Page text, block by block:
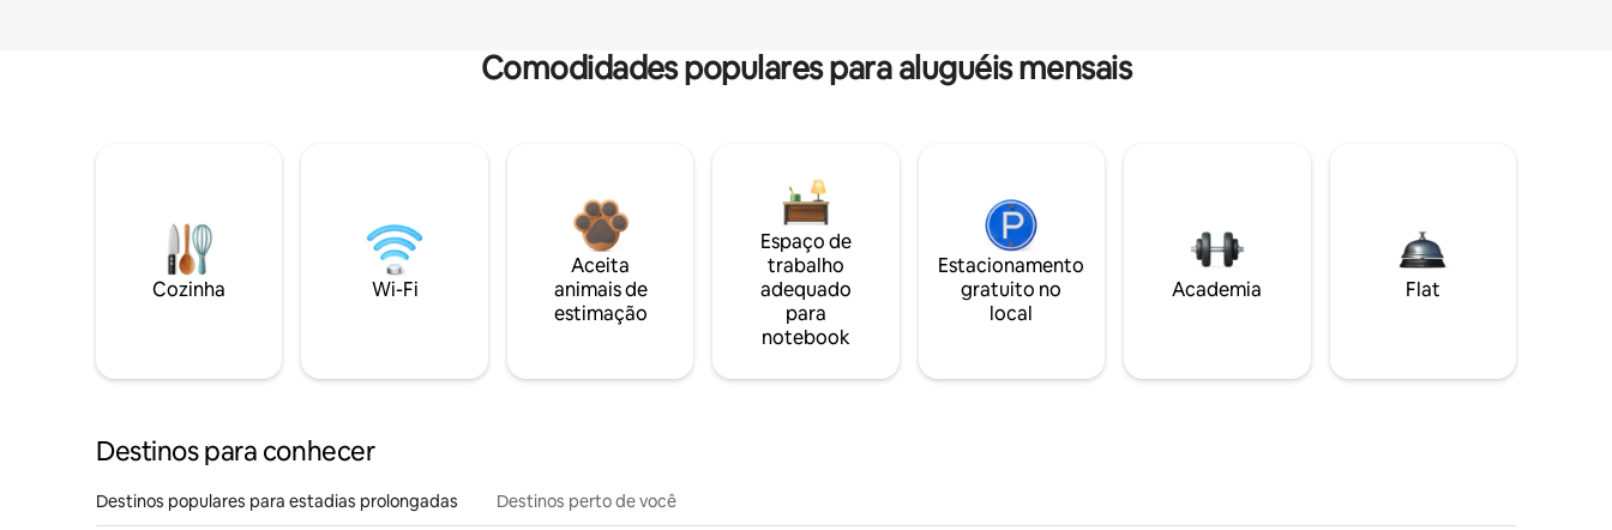
Comodidades populares para aluguéis mensais
Cozinha Wi-Fi
Aceita
animais de
estimação
Espaço de
trabalho
adequado
para
notebook
Estacionamento
gratuito no
local
Academia Flat
Destinos para conhecer
Destinos populares para estadias prolongadas Destinos perto de você